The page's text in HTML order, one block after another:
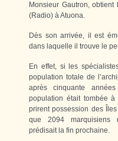
Monsieur Gautron,
(Radio) à Atuona.
Dès son arrivée, il est
dans laquelle il trouve le
En effet, si les
population totale de
après cinquante
population était tombée
prirent possession des
que 2094 marquisiens
prédisait la fin prochaine.